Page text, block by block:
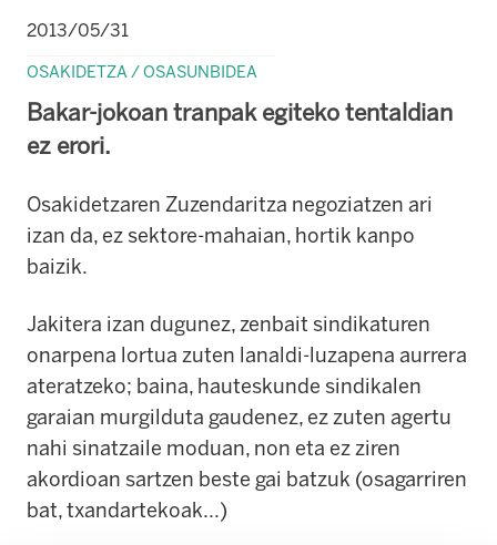
2013/05/31
OSAKIDETZA / OSASUNBIDEA
Bakar-jokoan tranpak egiteko tentaldian
ez erori.
Osakidetzaren Zuzendaritza negoziatzen ari
izan da, ez sektore-mahaian, hortik kanpo
baizik.
Jakitera izan dugunez, zenbait sindikaturen
onarpena lortua zuten lanaldi-luzapena aurrera
ateratzeko; baina, hauteskunde sindikalen
garaian murgilduta gaudenez, ez zuten agertu
nahi sinatzaile moduan, non eta ez ziren
akordioan sartzen beste gai batzuk (osagarriren
bat, txandartekoak...)